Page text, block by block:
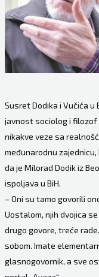
Susret Dodika i Vučića u
javnost sociolog i filozof
nikakve veze sa
međunarodnu
da je Milorad Dodik iz
ispoljava u BiH.
– Oni su tamo govorili
Uostalom, njih dvojica
drugo govore, treće
sobom. Imate
glasnogovornik, a sve